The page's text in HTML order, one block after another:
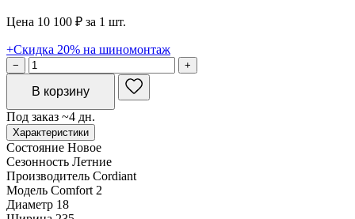
Цена 10 100 ₽ за 1 шт.
+Скидка 20% на шиномонтаж
− +
В корзину
Под заказ ~4 дн.
Характеристики
Состояние Новое
Сезонность Летние
Производитель Cordiant
Модель Comfort 2
Диаметр 18